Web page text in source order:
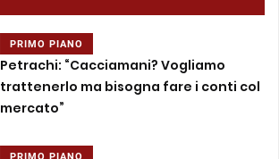
PRIMO PIANO
Petrachi: “Cacciamani? Vogliamo
trattenerlo ma bisogna fare i conti col
mercato”